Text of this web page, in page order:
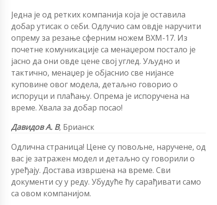
Једна је од ретких компанија која је оставила
добар утисак о себи. Одлучио сам овдје наручити
опрему за резање сферним ножем ВХМ-17. Из
почетне комуникације са менаџером постало је
јасно да они овде цене свој углед. Уљудно и
тактично, менаџер је објаснио све нијансе
куповине овог модела, детаљно говорио о
испоруци и плаћању. Опрема је испоручена на
време. Хвала за добар посао!
Давидов А. В, Брианск
Одлична страница! Цене су повољне, наручене, од
вас је затражен модел и детаљно су говорили о
уређају. Достава извршена на време. Сви
документи су у реду. Убудуће ћу сарађивати само
са овом компанијом.